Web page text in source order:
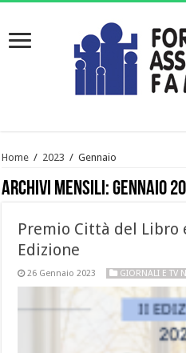
Home / 2023 / Gennaio
Archivi mensili:Gennaio
Premio Città del Libro
Edizione
26 Gennaio 2023 GIORNALI E TV